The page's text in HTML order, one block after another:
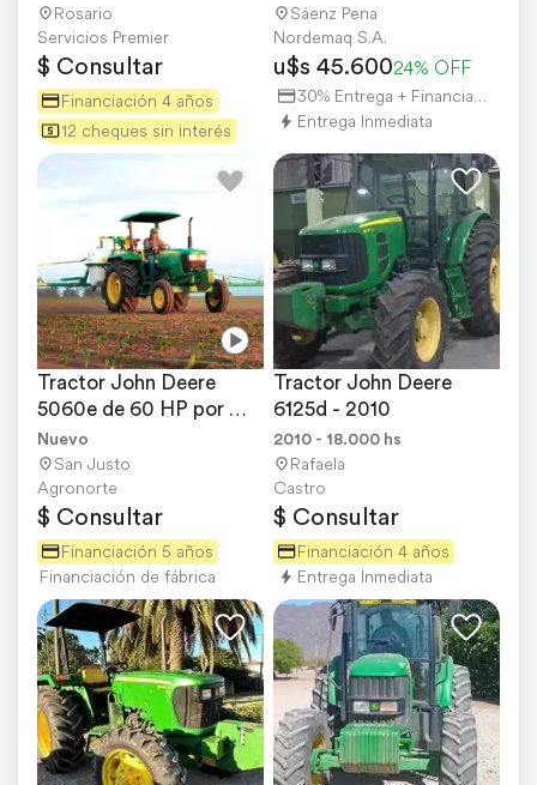
Rosario
Servicios Premier
$ Consultar
Financiación 4 años
12 cheques sin interés
Sáenz Pena
Nordemaq S.A.
u$s 45.60024% OFF
30% Entrega + Financiación
Entrega Inmediata
Tractor John Deere
5060e de 60 HP por
Plan de Ahorro
Nuevo
San Justo
Agronorte
$ Consultar
Financiación 5 años
Financiación de fábrica
Tractor John Deere
6125d - 2010
2010 - 18.000 hs
Rafaela
Castro
$ Consultar
Financiación 4 años
Entrega Inmediata